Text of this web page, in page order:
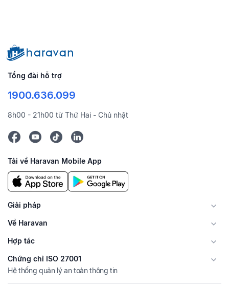
Tổng đài hỗ trợ
1900.636.099
8h00 - 21h00 từ Thứ Hai - Chủ nhật
Tải về Haravan Mobile App
Giải pháp
Về Haravan
Hợp tác
Chứng chỉ ISO 27001
Hệ thống quản lý an toàn thông tin